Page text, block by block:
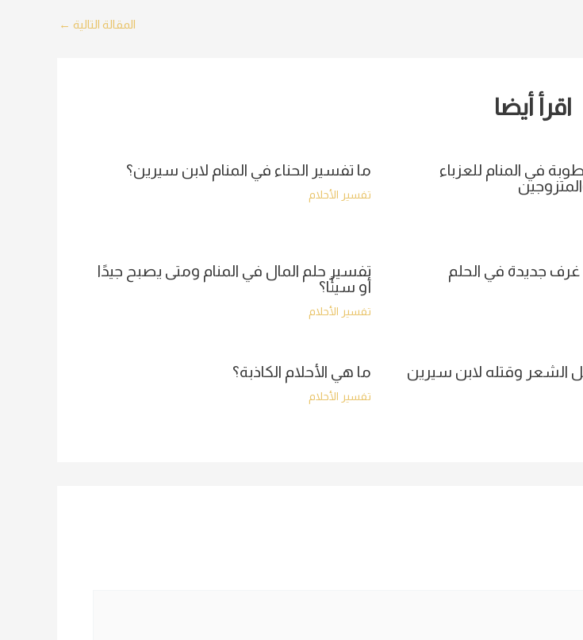
المقالة التالية ←
اقرأ أيضا
في المنام للعزباء
ما تفسير الحناء في المنام لابن سيرين؟
تفسير الأحلام
جديدة في الحلم
تفسير حلم المال في المنام ومتى يصبح جيدًا
أو سيئًا؟
تفسير الأحلام
الشعر وقتله لابن سيرين ما هي الأحلام الكاذبة؟
تفسير الأحلام